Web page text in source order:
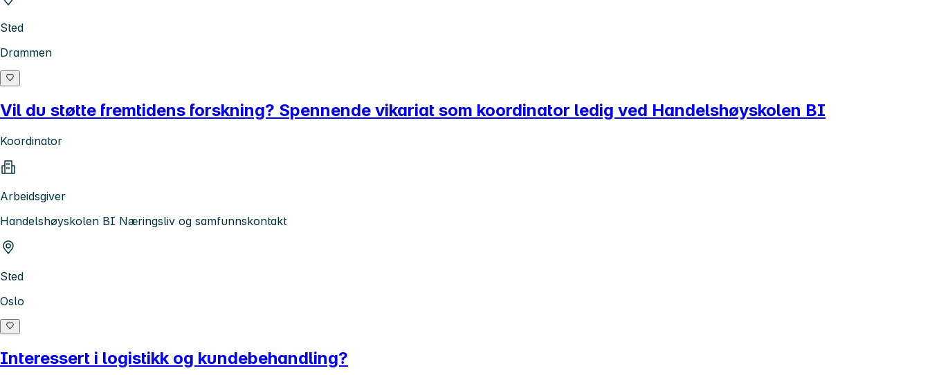
Sted
Drammen
Vil du støtte fremtidens forskning? Spennende vikariat som koordinator ledig ved Handelshøyskolen BI
Koordinator
Arbeidsgiver
Handelshøyskolen BI Næringsliv og samfunnskontakt
Sted
Oslo
Interessert i logistikk og kundebehandling?